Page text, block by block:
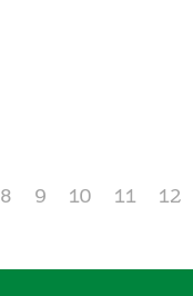
8 9 10 11 12